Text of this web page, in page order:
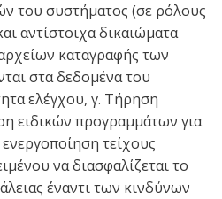
του συστήματος (σε ρόλους
αντίστοιχα δικαιώματα
καταγραφής των
στα δεδομένα του
ελέγχου, γ. Τήρηση
ειδικών προγραμμάτων για
τείχους
να διασφαλίζεται το
έναντι των κινδύνων